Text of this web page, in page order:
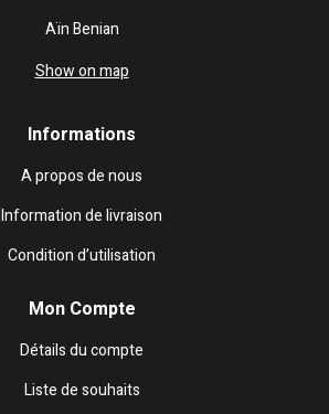
Aïn Benian
Show on map
Informations
A propos de nous
Information de livraison
Condition d’utilisation
Mon Compte
Détails du compte
Liste de souhaits